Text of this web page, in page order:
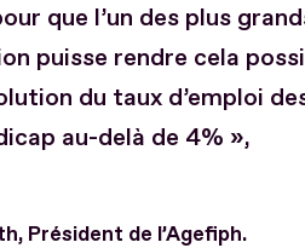
que l’un des plus
puisse rendre cela
du taux d’emploi
au-delà de 4% »,
Président de l’Agefiph.